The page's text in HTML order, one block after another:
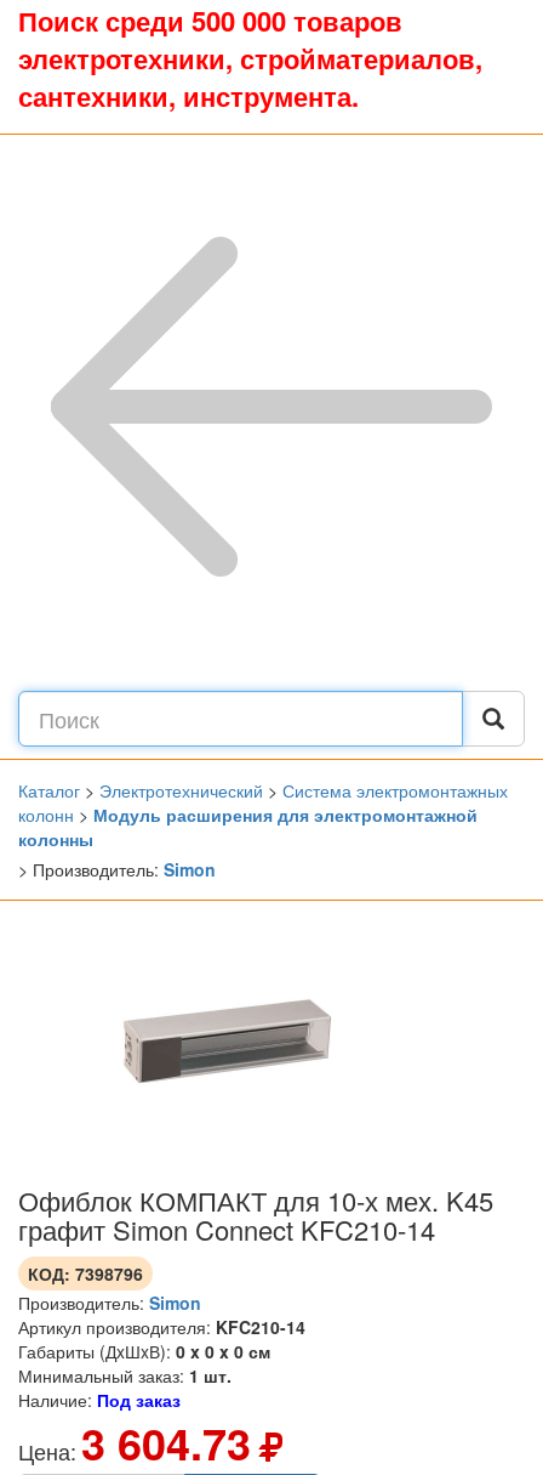
Поиск среди 500 000 товаров
электротехники, стройматериалов,
сантехники, инструмента.
Каталог > Электротехнический > Система электромонтажных
колонн > Модуль расширения для электромонтажной
колонны
> Производитель: Simon
Офиблок КОМПАКТ для 10-х мех. K45
графит Simon Connect KFC210-14
КОД: 7398796
Производитель: Simon
Артикул производителя: KFC210-14
Габариты (ДxШxВ): 0 x 0 x 0 см
Минимальный заказ: 1 шт.
Наличие: Под заказ
Цена: 3 604.73